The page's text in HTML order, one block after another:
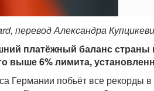
перевод Александра
платёжный баланс страны
выше 6% лимита,
Германии побьёт все рекорды в